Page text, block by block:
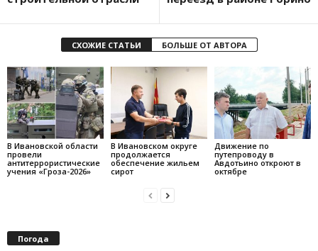
СХОЖИЕ СТАТЬИ БОЛЬШЕ ОТ АВТОРА
В Ивановской области
провели
антитеррористические
учения «Гроза-2026»
В Ивановском округе
продолжается
обеспечение жильем
сирот
Движение по
путепроводу в
Авдотьино откроют в
октябре
Погода